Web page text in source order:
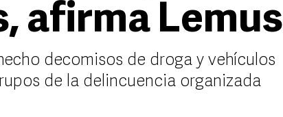
afirma Lemus
decomisos de droga y vehículos
de la delincuencia organizada